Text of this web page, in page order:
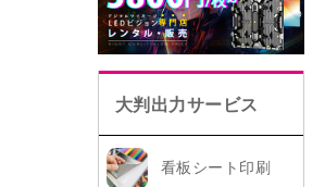
大判出力サービス
看板シート印刷